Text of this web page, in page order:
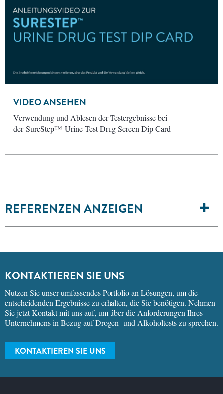
VIDEO ANSEHEN
Verwendung und Ablesen der Testergebnisse bei
der SureStep™ Urine Test Drug Screen Dip Card
REFERENZEN ANZEIGEN
KONTAKTIEREN SIE UNS
Nutzen Sie unser umfassendes Portfolio an Lösungen, um die
entscheidenden Ergebnisse zu erhalten, die Sie benötigen. Nehmen
Sie jetzt Kontakt mit uns auf, um über die Anforderungen Ihres
Unternehmens in Bezug auf Drogen- und Alkoholtests zu sprechen.
KONTAKTIEREN SIE UNS